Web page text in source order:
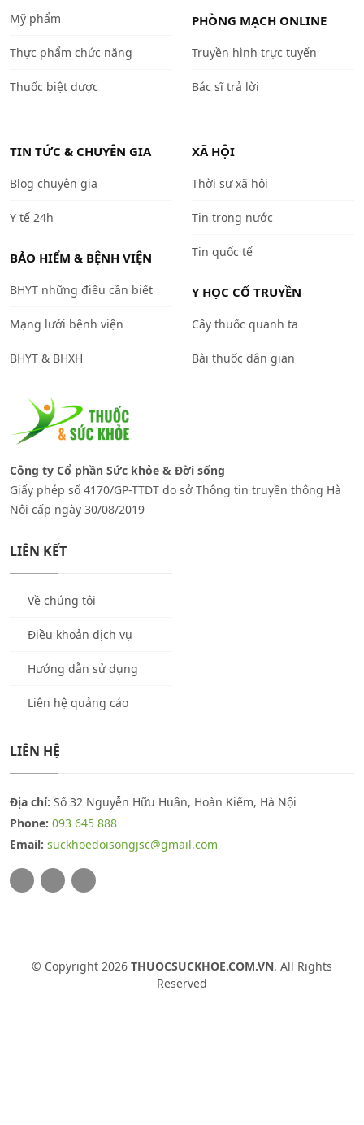
Mỹ phẩm
Thực phẩm chức năng
Thuốc biệt dược
PHÒNG MẠCH ONLINE
Truyền hình trực tuyến
Bác sĩ trả lời
TIN TỨC & CHUYÊN GIA
Blog chuyên gia
Y tế 24h
BẢO HIỂM & BỆNH VIỆN
BHYT những điều cần biết
Mạng lưới bệnh viện
BHYT & BHXH
XÃ HỘI
Thời sự xã hội
Tin trong nước
Tin quốc tế
Y HỌC CỔ TRUYỀN
Cây thuốc quanh ta
Bài thuốc dân gian
Công ty Cổ phần Sức khỏe & Đời sống
Giấy phép số 4170/GP-TTDT do sở Thông tin truyền thông Hà
Nội cấp ngày 30/08/2019
LIÊN KẾT
Về chúng tôi
Điều khoản dịch vụ
Hướng dẫn sử dụng
Liên hệ quảng cáo
LIÊN HỆ
Địa chỉ: Số 32 Nguyễn Hữu Huân, Hoàn Kiếm, Hà Nội
Phone: 093 645 888
Email: suckhoedoisongjsc@gmail.com
© Copyright 2026 THUOCSUCKHOE.COM.VN. All Rights
Reserved